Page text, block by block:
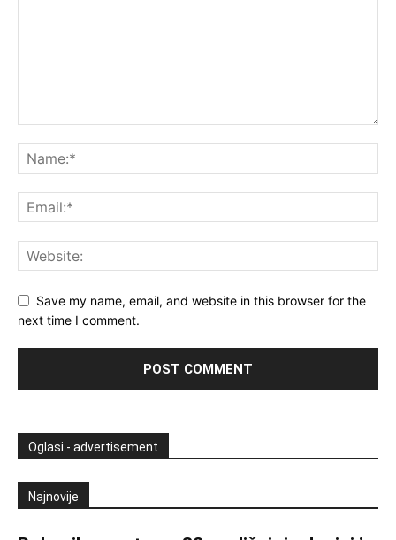
Save my name, email, and website in this browser for the
next time I comment.
Oglasi - advertisement
Najnovije